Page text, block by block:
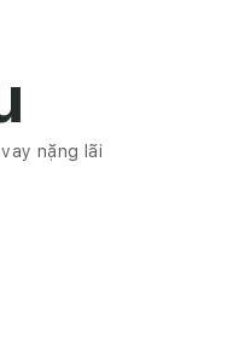
nặng lãi